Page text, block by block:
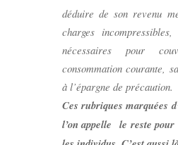
déduire de son revenu
charges
nécessaires pour
consommation courante,
à l’épargne de précaution.
Ces rubriques marquées
l’on appelle le reste